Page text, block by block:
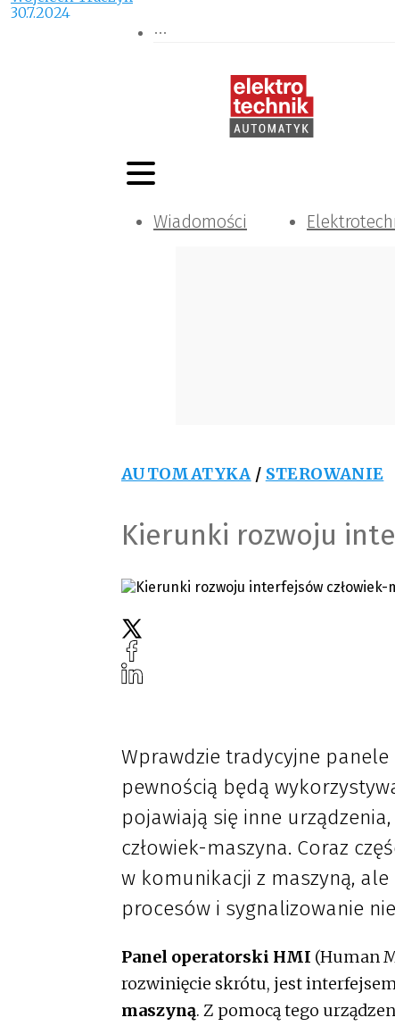
Wiadomości
AUTOMATYKA / STEROWANIE
Kierunki rozwoju
30.7.2024
Wprawdzie tradycyjne
pewnością będą
pojawiają się inne
człowiek-maszyna. Coraz
w komunikacji z maszyną,
procesów i sygnalizowanie
Panel operatorski HMI (Human
rozwinięcie skrótu, jest
maszyną. Z pomocą tego